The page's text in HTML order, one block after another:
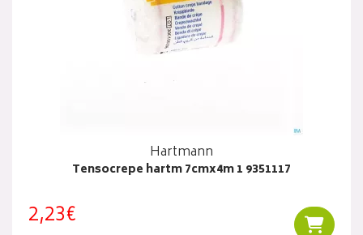
Hartmann
Tensocrepe hartm 7cmx4m 1 9351117
2,23€